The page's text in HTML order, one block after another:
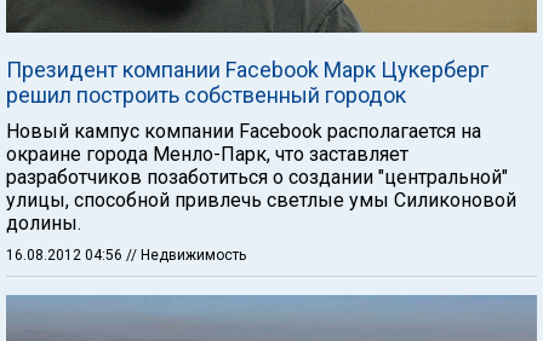
Президент компании Facebook Марк Цукерберг
решил построить собственный городок
Новый кампус компании Facebook располагается на
окраине города Менло-Парк, что заставляет
разработчиков позаботиться о создании "центральной"
улицы, способной привлечь светлые умы Силиконовой
долины.
16.08.2012 04:56 // Недвижимость